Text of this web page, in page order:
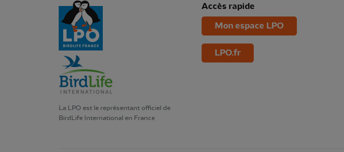
La LPO est le représentant officiel de
BirdLife International en France
Accès rapide
Mon espace LPO
LPO.fr